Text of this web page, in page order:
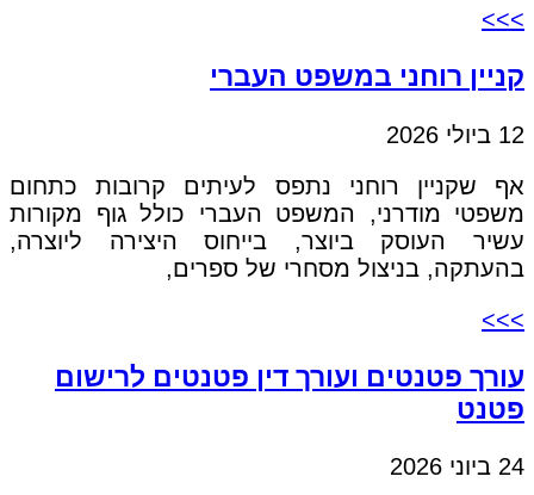
>>>
קניין רוחני במשפט העברי
12 ביולי 2026
אף שקניין רוחני נתפס לעיתים קרובות כתחום
משפטי מודרני, המשפט העברי כולל גוף מקורות
עשיר העוסק ביוצר, בייחוס היצירה ליוצרה,
בהעתקה, בניצול מסחרי של ספרים,
>>>
עורך פטנטים ועורך דין פטנטים לרישום
פטנט
24 ביוני 2026